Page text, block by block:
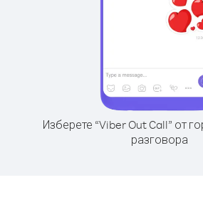
Изберете “Viber Out Call” от
разговора